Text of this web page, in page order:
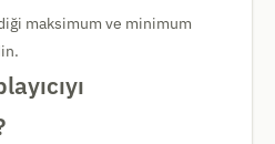
maksimum ve minimum